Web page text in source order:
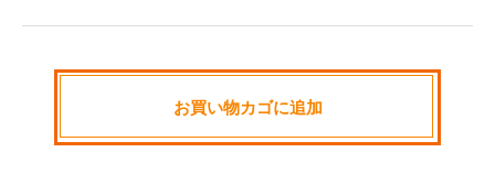
お買い物カゴに追加